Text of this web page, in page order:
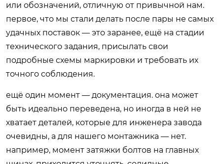
или обозначений, отличную от привычной нам.
первое, что мы стали делать после пары не самых
удачных поставок — это заранее, ещё на стадии
технического задания, присылать свои
подробные схемы маркировки и требовать их
точного соблюдения.
ещё один момент — документация. она может
быть идеально переведена, но иногда в ней не
хватает деталей, которые для инженера завода
очевидны, а для нашего монтажника — нет.
например, момент затяжки болтов на главных